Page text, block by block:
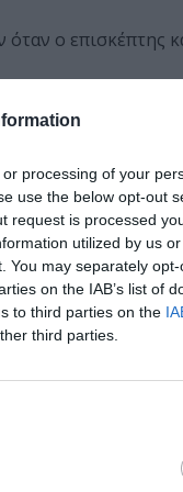
processing of your
use the below opt-out
request is processed
utilized by us
You may separately
on the IAB’s list of
to third parties on the
third parties.
ο επισκέπτης
τα έργα
βέβαια τι μορφή
Samuel
ενός
αναπτύσσουν
Δημητριάδη,